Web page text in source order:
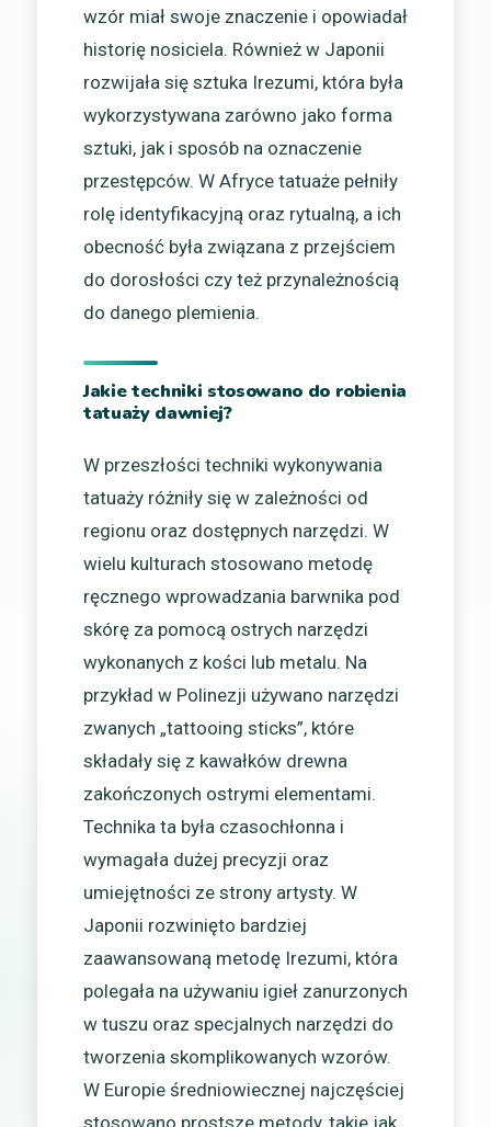
wzór miał swoje znaczenie i opowiadał
historię nosiciela. Również w Japonii
rozwijała się sztuka Irezumi, która była
wykorzystywana zarówno jako forma
sztuki, jak i sposób na oznaczenie
przestępców. W Afryce tatuaże pełniły
rolę identyfikacyjną oraz rytualną, a ich
obecność była związana z przejściem
do dorosłości czy też przynależnością
do danego plemienia.
Jakie techniki stosowano do robienia
tatuaży dawniej?
W przeszłości techniki wykonywania
tatuaży różniły się w zależności od
regionu oraz dostępnych narzędzi. W
wielu kulturach stosowano metodę
ręcznego wprowadzania barwnika pod
skórę za pomocą ostrych narzędzi
wykonanych z kości lub metalu. Na
przykład w Polinezji używano narzędzi
zwanych „tattooing sticks”, które
składały się z kawałków drewna
zakończonych ostrymi elementami.
Technika ta była czasochłonna i
wymagała dużej precyzji oraz
umiejętności ze strony artysty. W
Japonii rozwinięto bardziej
zaawansowaną metodę Irezumi, która
polegała na używaniu igieł zanurzonych
w tuszu oraz specjalnych narzędzi do
tworzenia skomplikowanych wzorów.
W Europie średniowiecznej najczęściej
stosowano prostsze metody, takie jak